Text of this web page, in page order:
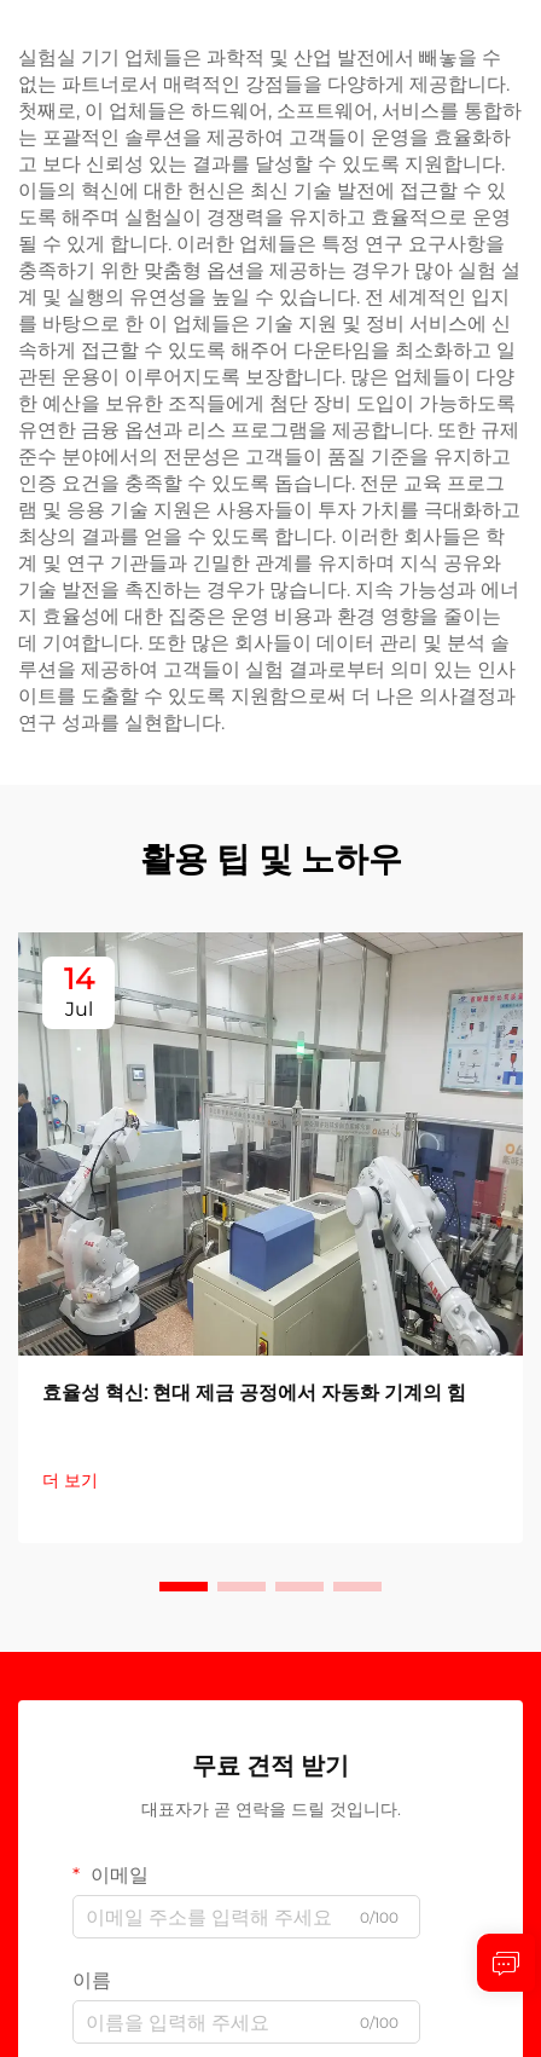
실험실 기기 업체들은 과학적 및 산업 발전에서 빼놓을 수
없는 파트너로서 매력적인 강점들을 다양하게 제공합니다.
첫째로, 이 업체들은 하드웨어, 소프트웨어, 서비스를 통합하
는 포괄적인 솔루션을 제공하여 고객들이 운영을 효율화하
고 보다 신뢰성 있는 결과를 달성할 수 있도록 지원합니다.
이들의 혁신에 대한 헌신은 최신 기술 발전에 접근할 수 있
도록 해주며 실험실이 경쟁력을 유지하고 효율적으로 운영
될 수 있게 합니다. 이러한 업체들은 특정 연구 요구사항을
충족하기 위한 맞춤형 옵션을 제공하는 경우가 많아 실험 설
계 및 실행의 유연성을 높일 수 있습니다. 전 세계적인 입지
를 바탕으로 한 이 업체들은 기술 지원 및 정비 서비스에 신
속하게 접근할 수 있도록 해주어 다운타임을 최소화하고 일
관된 운용이 이루어지도록 보장합니다. 많은 업체들이 다양
한 예산을 보유한 조직들에게 첨단 장비 도입이 가능하도록
유연한 금융 옵션과 리스 프로그램을 제공합니다. 또한 규제
준수 분야에서의 전문성은 고객들이 품질 기준을 유지하고
인증 요건을 충족할 수 있도록 돕습니다. 전문 교육 프로그
램 및 응용 기술 지원은 사용자들이 투자 가치를 극대화하고
최상의 결과를 얻을 수 있도록 합니다. 이러한 회사들은 학
계 및 연구 기관들과 긴밀한 관계를 유지하며 지식 공유와
기술 발전을 촉진하는 경우가 많습니다. 지속 가능성과 에너
지 효율성에 대한 집중은 운영 비용과 환경 영향을 줄이는
데 기여합니다. 또한 많은 회사들이 데이터 관리 및 분석 솔
루션을 제공하여 고객들이 실험 결과로부터 의미 있는 인사
이트를 도출할 수 있도록 지원함으로써 더 나은 의사결정과
연구 성과를 실현합니다.
활용 팁 및 노하우
14
Jul
효율성 혁신: 현대 제금 공정에서 자동화 기계의 힘
더 보기
무료 견적 받기
대표자가 곧 연락을 드릴 것입니다.
이메일
0/100
이름
0/100